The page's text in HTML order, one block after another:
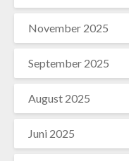
November 2025
September 2025
August 2025
Juni 2025